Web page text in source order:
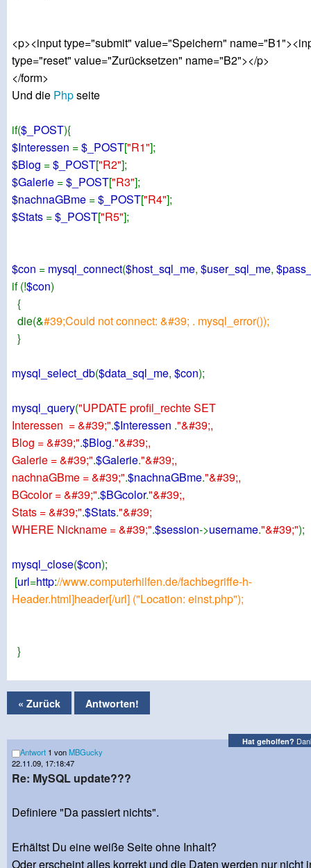
<p><input type="submit" value="Speichern"
type="reset" value="Zurücksetzen" name="B2"></p>
</form>
Und die Phpseite
if($_POST){
$Interessen =$_POST["R1"];
$Blog =$_POST["R2"];
$Galerie =$_POST["R3"];
$nachnaGBme =$_POST["R4"];
$Stats =$_POST["R5"];
$con = mysql_connect($host_sql_me, $user_sql_me,
if (!$con)
{
die(&#39;Could not connect: &#39; . mysql_error());
}
mysql_select_db($data_sql_me, $con);
mysql_query("UPDATE profil_rechte SET
Interessen = &#39;".$Interessen ."&#39;,
Blog = &#39;".$Blog."&#39;,
Galerie = &#39;".$Galerie."&#39;,
nachnaGBme = &#39;".$nachnaGBme."&#39;,
BGcolor = &#39;".$BGcolor."&#39;,
Stats = &#39;".$Stats."&#39;
WHERE Nickname = &#39;".$session->username."&#39;");
mysql_close($con);
[url=http://www.computerhilfen.de/fachbegriffe-h-
Header.html]header[/url] ("Location: einst.php");
}
« Zurück Antworten!
Hat geholfen?
Antwort 1 vonMBGucky
22.11.09, 17:18:47
Re: MySQL update???
Definiere "Da passiert nichts".
Erhältst Du eine weiße Seite ohne Inhalt?
Oder erscheint alles korrekt und die Daten werden nur nicht